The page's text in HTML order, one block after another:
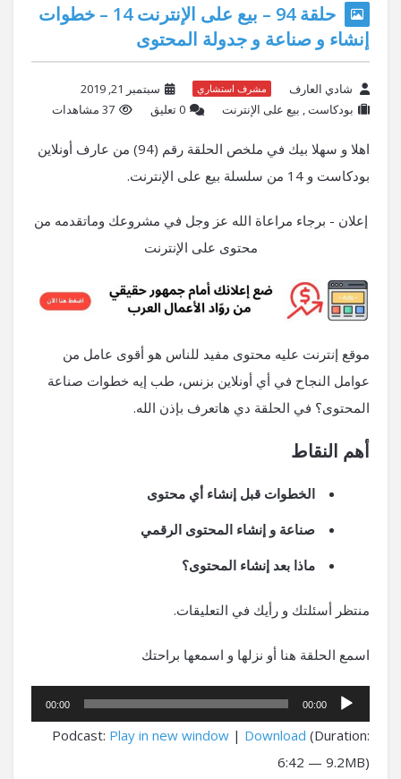
حلقة 94 – بيع على الإنترنت 14 – خطوات
إنشاء و صناعة و جدولة المحتوى
شادي العارف مشرف استشاري
سبتمبر 21, 2019
بودكاست, بيع على الإنترنت ‫0 تعليق 37 مشاهدات
اهلا و سهلا بيك في ملخص الحلقة رقم (94) من عارف أونلاين
بودكاست و 14 من سلسلة بيع على الإنترنت.
إعلان - برجاء مراعاة الله عز وجل في مشروعك وماتقدمه من
محتوى على الإنترنت
موقع إنترنت عليه محتوى مفيد للناس هو أقوى عامل من
عوامل النجاح في أي أونلاين بزنس، طب إيه خطوات صناعة
المحتوى؟ في الحلقة دي هاتعرف بإذن الله.
أهم النقاط
الخطوات قبل إنشاء أي محتوى
صناعة و إنشاء المحتوى الرقمي
ماذا بعد إنشاء المحتوى؟
منتظر أسئلتك و رأيك في التعليقات.
اسمع الحلقة هنا أو نزلها و اسمعها براحتك
مشغل
الصوت
00:00
00:00
Podcast: Play in new window | Download (Duration:
6:42 — 9.2MB)